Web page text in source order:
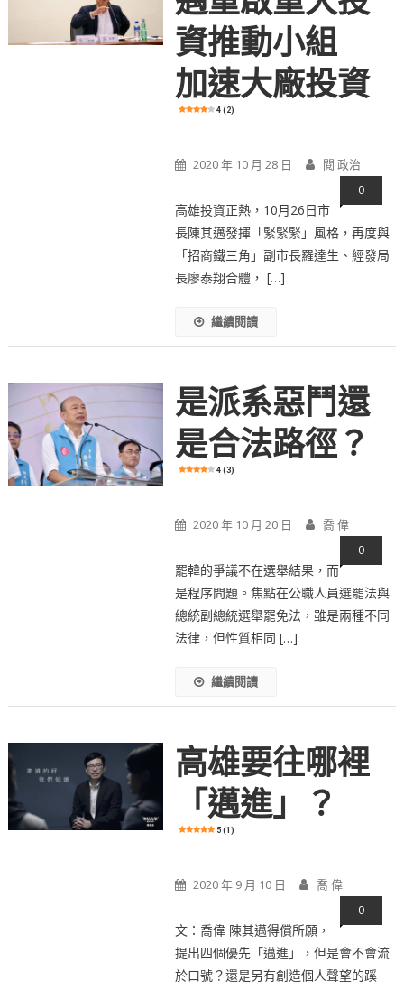
資推動小組
加速大廠投資
4 (2)
2020 年 10 月 28 日 閱 政治
0
高雄投資正熱，10月26日市
長陳其邁發揮「緊緊緊」風格，再度與
「招商鐵三角」副市長羅達生、經發局
長廖泰翔合體， […]
繼續閱讀
是派系惡鬥還
是合法路徑？
4 (3)
2020 年 10 月 20 日 喬 偉
0
罷韓的爭議不在選舉結果，而
是程序問題。焦點在公職人員選罷法與
總統副總統選舉罷免法，雖是兩種不同
法律，但性質相同 […]
繼續閱讀
高雄要往哪裡
「邁進」？
5 (1)
2020 年 9 月 10 日 喬 偉
0
文：喬偉 陳其邁得償所願，
提出四個優先「邁進」，但是會不會流
於口號？還是另有創造個人聲望的蹊